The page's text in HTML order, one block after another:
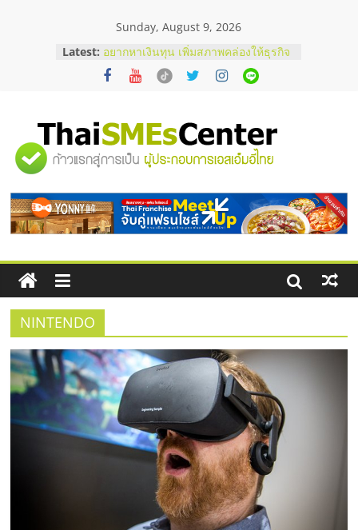
Sunday, August 9, 2026
Latest: อยากหาเงินทุน เพิ่มสภาพคล่องให้ธุรกิจ
เริ่มยังไงให้ผ่านฉลุย
สัมมนาออนไลน์ โอกาสบริหารสถานี
ThaiFranchise Meet Up จับคู่แฟรน
ไชส์ ครั้งที่ 8
ร้านเครื่องเสียงคุณภาพสูง พร้อม
บริษัท Cybersecurity ในไทยที่ไหนดี?
วิธีเลือกผู้ให้บริการให้คุ้มค่าและตอบ
โจทย์ธุรกิจ
"ศูนย์
รวม
ข้อมูล
ธุรกิจ
SME
แห่ง
ประเทศไทย,
ThaiSMEsCenter,
NINTENDO